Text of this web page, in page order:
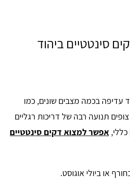
סינטטיים ביהוד
עדיפה בכמה מצבים שונים, כמו
תנועה רבה של דריכות רגליים
אפשר למצוא דקים סינטטיים
או ביולי אוגוסט.